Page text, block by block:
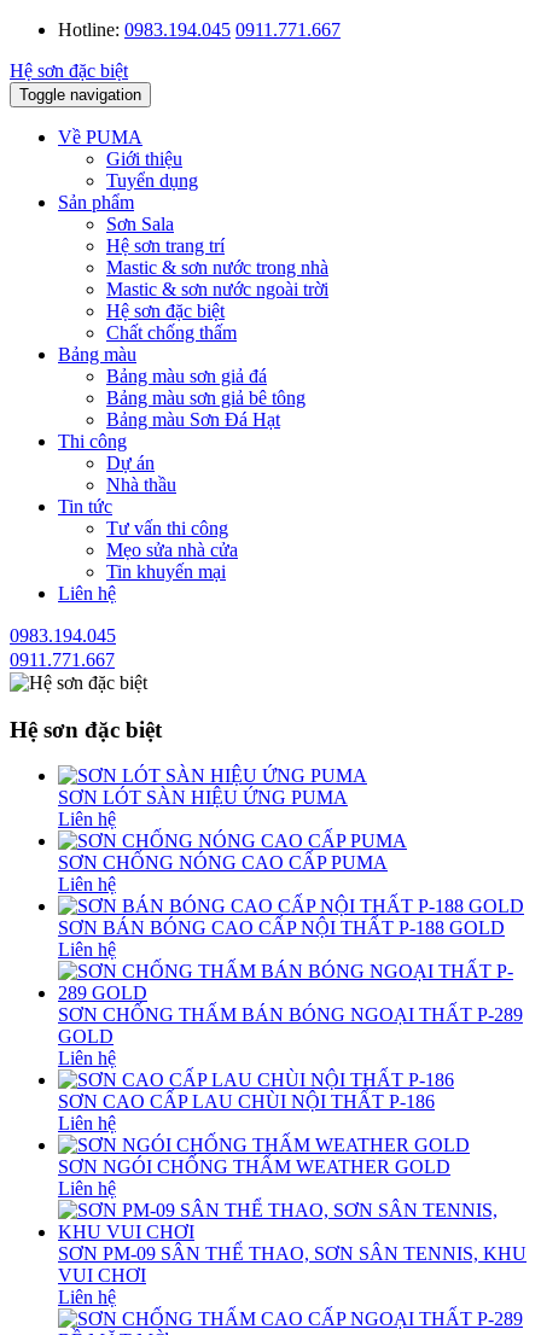
Hotline: 0983.194.045 0911.771.667
Toggle navigation
Về PUMA
Giới thiệu
Tuyển dụng
Sản phẩm
Sơn Sala
Hệ sơn trang trí
Mastic & sơn nước trong nhà
Mastic & sơn nước ngoài trời
Hệ sơn đặc biệt
Chất chống thấm
Bảng màu
Bảng màu sơn giả đá
Bảng màu sơn giả bê tông
Bảng màu Sơn Đá Hạt
Thi công
Dự án
Nhà thầu
Tin tức
Tư vấn thi công
Mẹo sửa nhà cửa
Tin khuyến mại
Liên hệ
0983.194.045
0911.771.667
Hệ sơn đặc biệt
SƠN LÓT SÀN HIỆU ỨNG PUMA
Liên hệ
SƠN CHỐNG NÓNG CAO CẤP PUMA
Liên hệ
SƠN BÁN BÓNG CAO CẤP NỘI THẤT P-188 GOLD
Liên hệ
SƠN CHỐNG THẤM BÁN BÓNG NGOẠI THẤT P-289
GOLD
Liên hệ
SƠN CAO CẤP LAU CHÙI NỘI THẤT P-186
Liên hệ
SƠN NGÓI CHỐNG THẤM WEATHER GOLD
Liên hệ
SƠN PM-09 SÂN THỂ THAO, SƠN SÂN TENNIS, KHU
VUI CHƠI
Liên hệ